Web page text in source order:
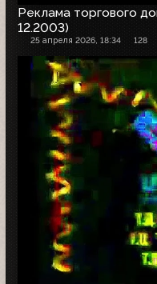
Реклама торгового
12.2003)
25 апреля 2026, 18:34 128